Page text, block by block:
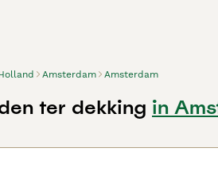
Amsterdam Amsterdam
ter dekking in